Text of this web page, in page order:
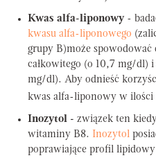
Kwas alfa-liponowy -
kwasu alfa-liponowego
grupy B)może spowodować
całkowitego (o 10,7 mg/dl)
mg/dl). Aby odnieść
kwas alfa-liponowy w
Inozytol - związek ten
witaminy B8. Inozytol
poprawiające profil